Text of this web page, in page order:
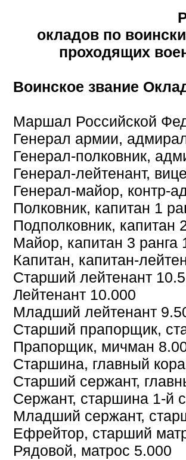
окладов по
проходящих
Воинское звание
Маршал Российской
Генерал армии,
Генерал-полковник,
Генерал-лейтенант,
Генерал-майор, контр-
Полковник, капитан 1
Подполковник, капитан
Майор, капитан 3 ранга
Капитан, капитан-
Старший лейтенант
Лейтенант 10.000
Младший лейтенант
Старший прапорщик,
Прапорщик, мичман
Старшина, главный
Старший сержант,
Сержант, старшина 1-й
Младший сержант,
Ефрейтор, старший
Рядовой, матрос 5.000